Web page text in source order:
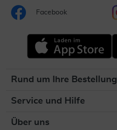
Facebook
Rund um Ihre Bestellung
Service und Hilfe
Über uns